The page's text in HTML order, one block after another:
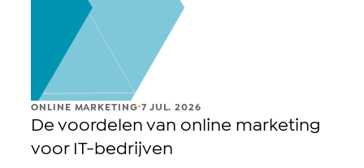
ONLINE MARKETING.7 JUL. 2026
De voordelen van online marketing
voor IT-bedrijven